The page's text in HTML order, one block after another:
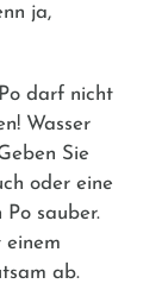
ja,
darf nicht
Wasser
Sie
oder eine
sauber.
einem
ab.